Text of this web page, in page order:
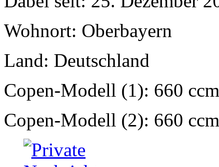
Wohnort: Oberbayern
Land: Deutschland
Copen-Modell (1): 660
Copen-Modell (2): 660